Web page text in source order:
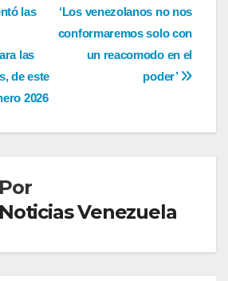
‘Los venezolanos no nos
conformaremos solo con
un reacomodo en el
poder’
las
las
de este
2026
Por
Noticias Venezuela